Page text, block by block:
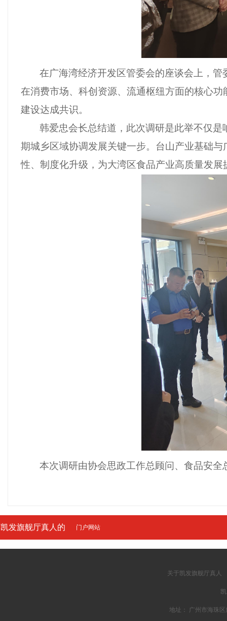
在广海湾经济开发区管委会的座谈会上， 管
在消费市场、科创资源、流通枢纽方面的核心功
建设达成共识。
韩爱忠会长总结道，此次调研是此举不仅是
期城乡区域协调发展关键一步。 台山产业基础与
性、制度化升级，为大湾区食品产业高质量发展
本次调研由协会思政工作总顾问、食品安
凯发旗舰厅真人的
友情链接
门户网站
关于凯发旗舰厅真人
地址： 广州市海珠